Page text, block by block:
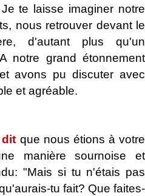
te laisse imaginer notre
nous retrouver devant le
d'autant plus qu'un
notre grand étonnement
avons pu discuter avec
et agréable.
que nous étions à votre
manière sournoise et
"Mais si tu n'étais pas
tu fait? Que faites-